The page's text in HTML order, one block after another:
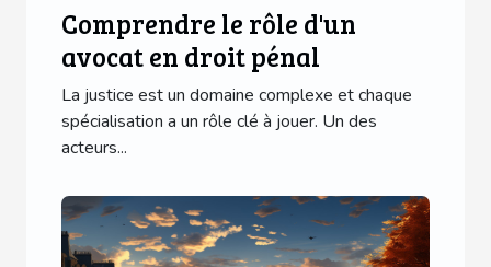
Comprendre le rôle d'un
avocat en droit pénal
La justice est un domaine complexe et chaque
spécialisation a un rôle clé à jouer. Un des
acteurs...